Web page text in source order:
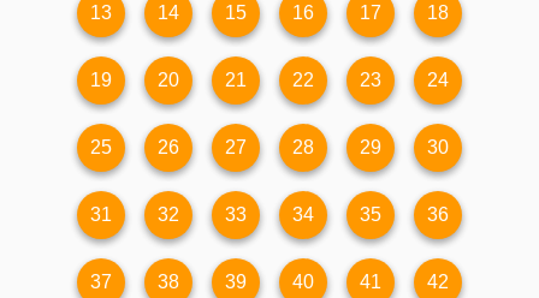
13 14 15 16 17 18
19 20 21 22 23 24
25 26 27 28 29 30
31 32 33 34 35 36
37 38 39 40 41 42